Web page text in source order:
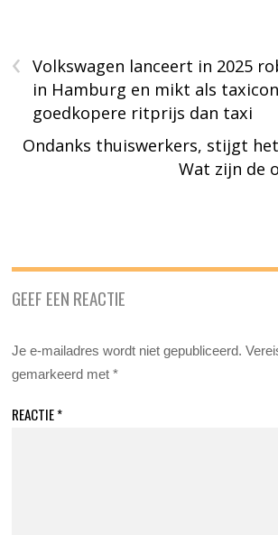
‹
Volkswagen lanceert in 2025
in Hamburg en mikt als
goedkopere ritprijs dan taxi
Ondanks thuiswerkers, stijgt
Wat zijn de
GEEF EEN REACTIE
Je e-mailadres wordt niet gepubliceerd.
gemarkeerd met*
REACTIE*